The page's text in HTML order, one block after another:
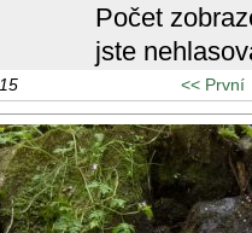
Počet
jste
15 << První